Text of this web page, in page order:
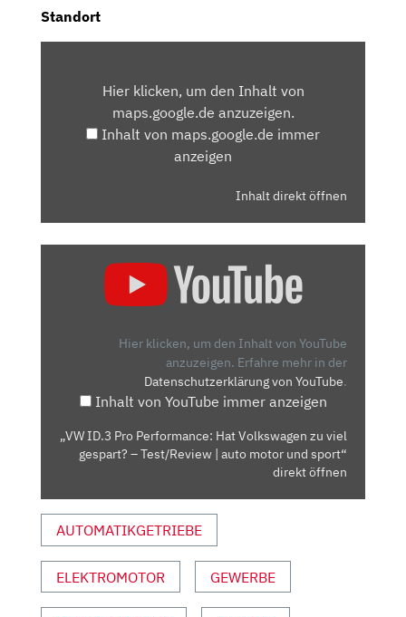
Standort
MAPS.GOOGLE.DEHier klicken, um den Inhalt von
maps.google.de anzuzeigen.
Inhalt von maps.google.de immer
anzeigen
Inhalt direkt öffnen
GESPART?
AUTO
MOTOR
UND
SPORT“
Hier klicken, um den Inhalt von YouTube
anzuzeigen. Erfahre mehr in der
Datenschutzerklärung von YouTube.
Inhalt von YouTube immer anzeigen
„VW ID.3 Pro Performance: Hat Volkswagen zu viel
gespart? – Test/Review | auto motor und sport“
direkt öffnen
AUTOMATIKGETRIEBE
ELEKTROMOTOR GEWERBE